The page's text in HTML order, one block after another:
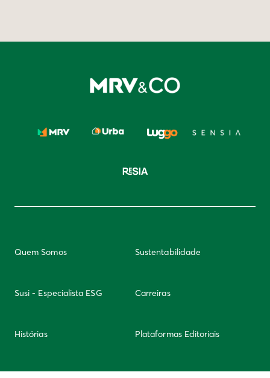
Quem Somos Sustentabilidade
Susi - Especialista ESG Carreiras
Histórias Plataformas Editoriais
Newsletter Integridade